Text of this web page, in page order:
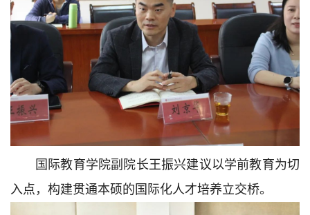
国际教育学院副院长王振兴建议以学前教育为切
入点，构建贯通本硕的国际化人才培养立交桥。